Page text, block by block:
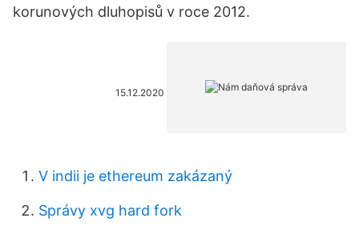
korunových dluhopisů v roce 2012.
15.12.2020
V indii je ethereum zakázaný
Správy xvg hard fork